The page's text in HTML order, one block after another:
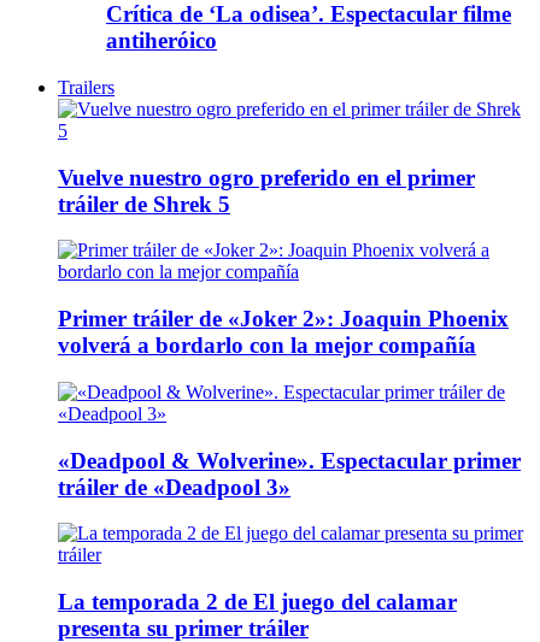
Crítica de ‘La odisea’. Espectacular filme
antiheróico
Trailers
Vuelve nuestro ogro preferido en el primer
tráiler de Shrek 5
Primer tráiler de «Joker 2»: Joaquin Phoenix
volverá a bordarlo con la mejor compañía
«Deadpool & Wolverine». Espectacular primer
tráiler de «Deadpool 3»
La temporada 2 de El juego del calamar
presenta su primer tráiler